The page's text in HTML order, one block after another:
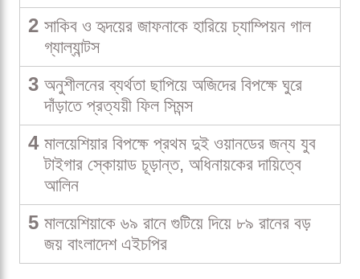
2 সাকিব ও হৃদয়ের জাফনাকে হারিয়ে চ্যাম্পিয়ন গাল
গ্যাল্যান্টস
3 অনুশীলনের ব্যর্থতা ছাপিয়ে অজিদের বিপক্ষে ঘুরে
দাঁড়াতে প্রত্যয়ী ফিল সিমন্স
4 মালয়েশিয়ার বিপক্ষে প্রথম দুই ওয়ানডের জন্য যুব
টাইগার স্কোয়াড চূড়ান্ত, অধিনায়কের দায়িত্বে
আলিন
5 মালয়েশিয়াকে ৬৯ রানে গুটিয়ে দিয়ে ৮৯ রানের বড়
জয় বাংলাদেশ এইচপির